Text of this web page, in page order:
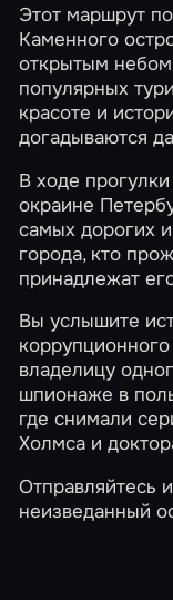
Этот маршрут
Каменного
открытым
популярных
красоте и
догадываются
В ходе
окраине
самых дорогих
города, кто
принадлежат
Вы услышите
владелицу
шпионаже в
где снимали
Холмса и
Отправляйтесь
неизведанный